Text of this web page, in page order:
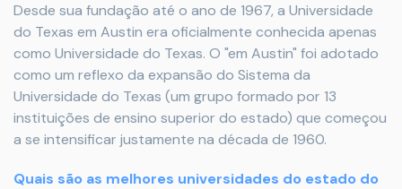
Desde sua fundação até o ano de 1967, a Universidade
do Texas em Austin era oficialmente conhecida apenas
como Universidade do Texas. O "em Austin" foi adotado
como um reflexo da expansão do Sistema da
Universidade do Texas (um grupo formado por 13
instituições de ensino superior do estado) que começou
a se intensificar justamente na década de 1960.
Quais são as melhores universidades do estado do